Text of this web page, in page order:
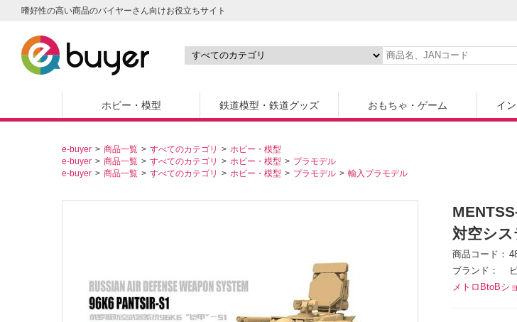
嗜好性の高い商品のバイヤーさん向けお役立ちサイト
ホビー・模型 鉄道模型・鉄道グッズ おもちゃ・ゲーム イ
e-buyer 商品一覧 すべてのカテゴリ
ホビー・模型
e-buyer
商品一覧 すべてのカテゴリ ホビー・模型
プラモデル
e-buyer
商品一覧 すべてのカテゴリ ホビー・模型 プラモデル 輸入プラモデル
対空シス
商品コード
ブランド
メトロBtoBシ